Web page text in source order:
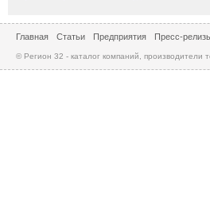
Главная Статьи Предприятия Пресс-
© Регион 32 - каталог компаний, производители